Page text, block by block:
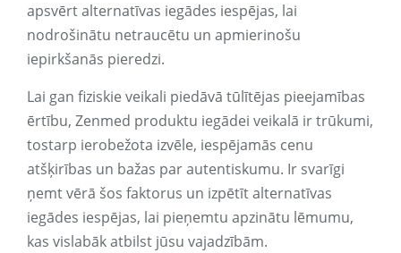
apsvērt alternatīvas iegādes iespējas, lai
nodrošinātu netraucētu un apmierinošu
iepirkšanās pieredzi.
Lai gan fiziskie veikali piedāvā tūlītējas pieejamības
ērtību, Zenmed produktu iegādei veikalā ir trūkumi,
tostarp ierobežota izvēle, iespējamās cenu
atšķirības un bažas par autentiskumu. Ir svarīgi
ņemt vērā šos faktorus un izpētīt alternatīvas
iegādes iespējas, lai pieņemtu apzinātu lēmumu,
kas vislabāk atbilst jūsu vajadzībām.